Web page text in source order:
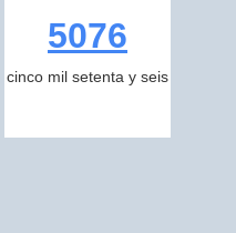
5076
cinco mil setenta y seis